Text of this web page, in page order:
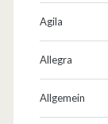
Agila
Allegra
Allgemein